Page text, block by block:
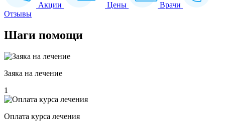
Акции Цены
Врачи
Отзывы
Шаги помощи
Заяка на лечение
1
Оплата курса лечения